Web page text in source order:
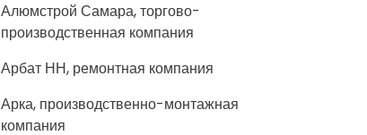
Алюмстрой Самара, торгово-
производственная компания
Арбат НН, ремонтная компания
Арка, производственно-монтажная
компания